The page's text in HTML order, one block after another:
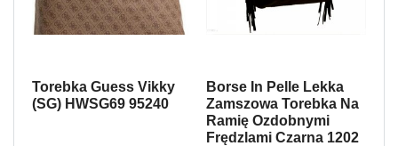
Torebka Guess Vikky
(SG) HWSG69 95240
Borse In Pelle Lekka
Zamszowa Torebka Na
Ramię Ozdobnymi
Frędzlami Czarna 1202